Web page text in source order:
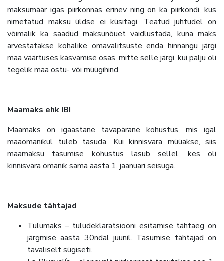
maksumäär igas piirkonnas erinev ning on ka piirkondi, kus
nimetatud maksu üldse ei küsitagi. Teatud juhtudel on
võimalik ka saadud maksunõuet vaidlustada, kuna maks
arvestatakse kohalike omavalitsuste enda hinnangu järgi
maa väärtuses kasvamise osas, mitte selle järgi, kui palju oli
tegelik maa ostu- või müügihind.
Maamaks ehk IBI
Maamaks on igaastane tavapärane kohustus, mis igal
maaomanikul tuleb tasuda. Kui kinnisvara müüakse, siis
maamaksu tasumise kohustus lasub sellel, kes oli
kinnisvara omanik sama aasta 1. jaanuari seisuga.
Maksude tähtajad
Tulumaks – tuludeklaratsiooni esitamise tähtaeg on
järgmise aasta 30ndal juunil. Tasumise tähtajad on
tavaliselt sügiseti.